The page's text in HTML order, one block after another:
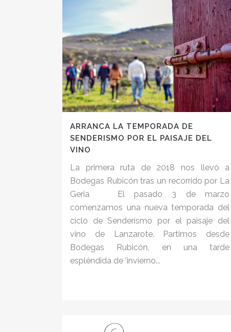
ARRANCA LA TEMPORADA DE
SENDERISMO POR EL PAISAJE DEL
VINO
La primera ruta de 2018 nos llevó a
Bodegas Rubicón tras un recorrido por La
Geria El pasado 3 de marzo
comenzamos una nueva temporada del
ciclo de Senderismo por el paisaje del
vino de Lanzarote. Partimos desde
Bodegas Rubicón, en una tarde
espléndida de 'invierno...